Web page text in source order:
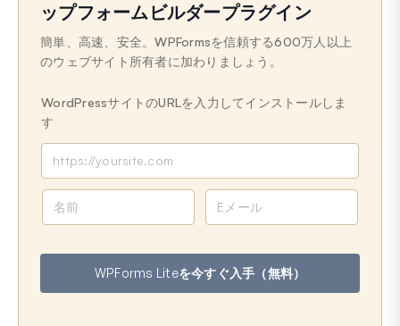
ップフォームビルダープラグイン
簡単、高速、安全。WPFormsを信頼する600万人以上
のウェブサイト所有者に加わりましょう。
WordPressサイトのURLを入力してインストールしま
す
ア
ド
レ
WPForms Liteを今すぐ入手（無料）